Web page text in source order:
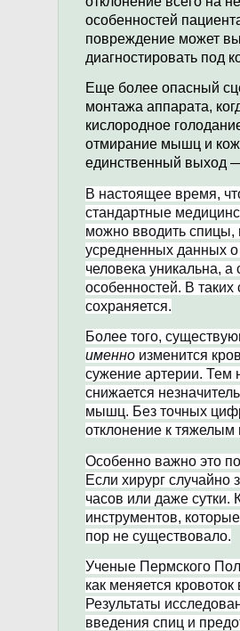
особенностей
повреждение может
диагностировать под
Еще более опасный
монтажа аппарата,
кислородное
отмирание мышц и
единственный выход
В настоящее время,
стандартные
можно вводить спицы,
усредненных данных
человека уникальна,
особенностей. В таких
сохраняется.
Более того,
именно изменится
сужение артерии. Тем
снижается
мышц. Без точных
отклонение к тяжелым
Особенно важно это
Если хирург случайно
часов или даже сутки.
инструментов,
пор не существовало.
Ученые Пермского
как меняется
Результаты
введения спиц и